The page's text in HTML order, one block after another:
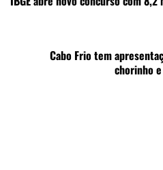
Cabo Frio tem
chorinho